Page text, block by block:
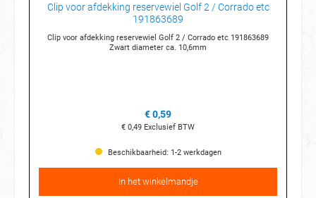
Clip voor afdekking reservewiel Golf 2 / Corrado etc
191863689
Clip voor afdekking reservewiel Golf 2 / Corrado etc 191863689
Zwart diameter ca. 10,6mm
€ 0,59
€ 0,49 Exclusief BTW
Beschikbaarheid: 1-2 werkdagen
In het winkelmandje